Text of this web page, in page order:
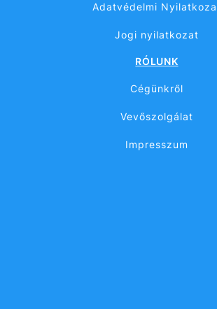
Adatvédelmi
Jogi nyilatkozat
RÓLUNK
Cégünkről
Vevőszolgálat
Impresszum